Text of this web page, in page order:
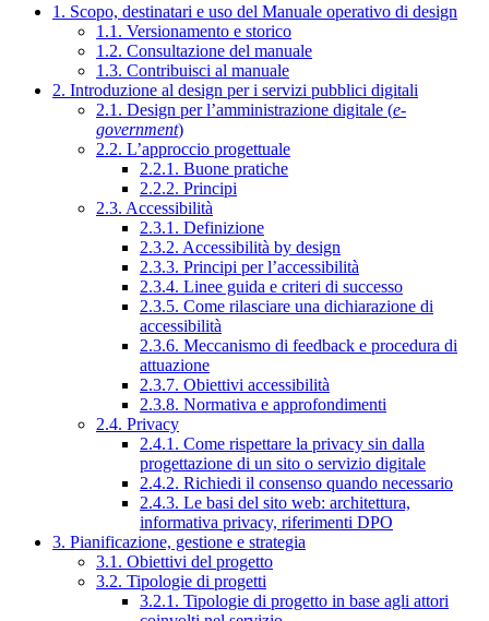
1. Scopo, destinatari e uso del Manuale operativo di design
1.1. Versionamento e storico
1.2. Consultazione del manuale
1.3. Contribuisci al manuale
2. Introduzione al design per i servizi pubblici digitali
2.1. Design per l’amministrazione digitale (e-
government)
2.2. L’approccio progettuale
2.2.1. Buone pratiche
2.2.2. Principi
2.3. Accessibilità
2.3.1. Definizione
2.3.2. Accessibilità by design
2.3.3. Principi per l’accessibilità
2.3.4. Linee guida e criteri di successo
2.3.5. Come rilasciare una dichiarazione di
accessibilità
2.3.6. Meccanismo di feedback e procedura di
attuazione
2.3.7. Obiettivi accessibilità
2.3.8. Normativa e approfondimenti
2.4. Privacy
2.4.1. Come rispettare la privacy sin dalla
progettazione di un sito o servizio digitale
2.4.2. Richiedi il consenso quando necessario
2.4.3. Le basi del sito web: architettura,
informativa privacy, riferimenti DPO
3. Pianificazione, gestione e strategia
3.1. Obiettivi del progetto
3.2. Tipologie di progetti
3.2.1. Tipologie di progetto in base agli attori